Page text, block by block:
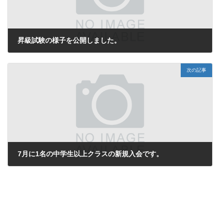
昇級試験の様子を公開しました。
次の記事
7月に1名の中学生以上クラスの新規入会です。